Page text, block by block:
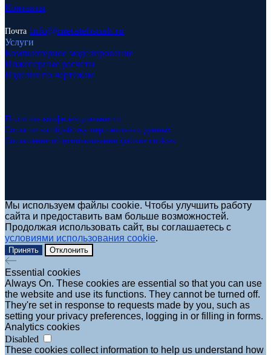
Контакты
Почта info@metatehsnab.ru
Услуги
Компьютерное моделирование
Инженерные расчеты
Изделия по чертежам
Политика конфиденциальности
Согласие на обработку персональных данных
Соглашение об использовании файлов cookies
Мы используем файлы cookie. Чтобы улучшить работу
сайта и предоставить вам больше возможностей.
Продолжая использовать сайт, вы соглашаетесь с
условиями использования cookie.
Принять Отклонить
Essential cookies
Always On. These cookies are essential so that you can use
the website and use its functions. They cannot be turned off.
They're set in response to requests made by you, such as
setting your privacy preferences, logging in or filling in forms.
Analytics cookies
Disabled
These cookies collect information to help us understand how